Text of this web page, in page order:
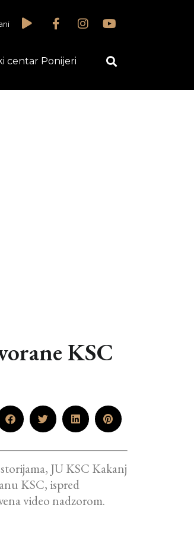
centar Ponijeri
KSC
JU KSC Kakanj
KSC, ispred
video nadzorom.